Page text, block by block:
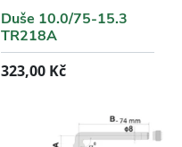
Duše 10.0/75-15.3
TR218A
323,00 Kč